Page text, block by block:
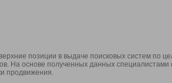
позиции в выдаче поисковых систем по
На основе полученных данных специалистами
продвижения.